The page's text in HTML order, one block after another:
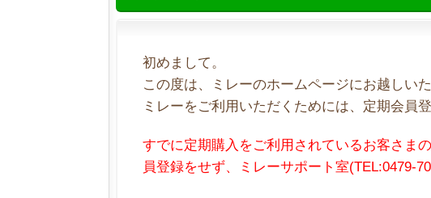
初めまして。
この度は、ミレーのホームページにお越しい
ミレーをご利用いただくためには、定期会員
すでに定期購入をご利用されているお客さま
員登録をせず、ミレーサポート室(TEL:0479-